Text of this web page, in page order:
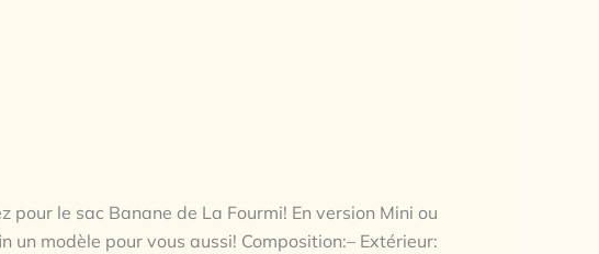
pour le sac Banane de La Fourmi! En version Mini ou
modèle pour vous aussi! Composition:– Extérieur: